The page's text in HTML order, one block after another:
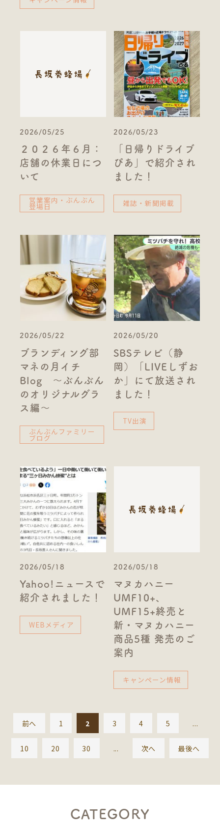
2026/05/25
２０２６年６月：
店舗の休業日につ
いて
営業案内・ぶんぶん
登場日
2026/05/23
「日帰りドライブ
ぴあ」で紹介され
ました！
雑誌・新聞掲載
2026/05/22
ブランディング部
マネの月イチ
Blog ～ぶんぶん
のオリジナルグラ
ス編～
ぶんぶんファミリー
ブログ
2026/05/20
SBSテレビ（静
岡）「LIVEしずお
か」にて放送され
ました！
TV出演
2026/05/18
Yahoo!ニュースで
紹介されました！
WEBメディア
2026/05/18
マヌカハニー
UMF10+、
UMF15+終売と
新・マヌカハニー
商品5種 発売のご
案内
キャンペーン情報
前へ 1 2 3 4 5 ...
10 20 30 ... 次へ 最後へ
CATEGORY